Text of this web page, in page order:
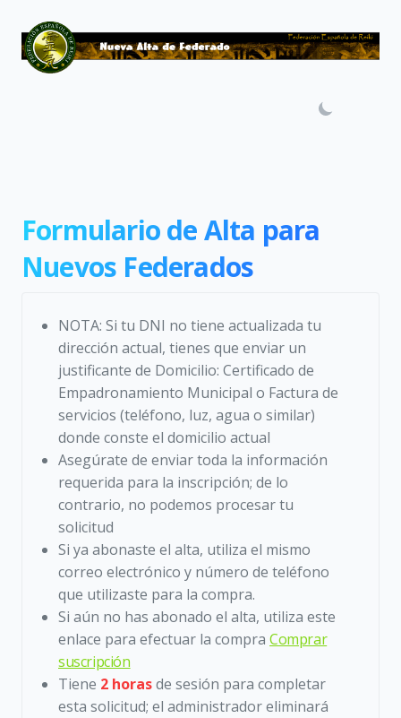
Formulario de Alta para
Nuevos Federados
NOTA: Si tu DNI no tiene actualizada tu
dirección actual, tienes que enviar un
justificante de Domicilio: Certificado de
Empadronamiento Municipal o Factura de
servicios (teléfono, luz, agua o similar)
donde conste el domicilio actual
Asegúrate de enviar toda la información
requerida para la inscripción; de lo
contrario, no podemos procesar tu
solicitud
Si ya abonaste el alta, utiliza el mismo
correo electrónico y número de teléfono
que utilizaste para la compra.
Si aún no has abonado el alta, utiliza este
enlace para efectuar la compra Comprar
suscripción
Tiene 2 horasde sesión para completar
esta solicitud; el administrador eliminará